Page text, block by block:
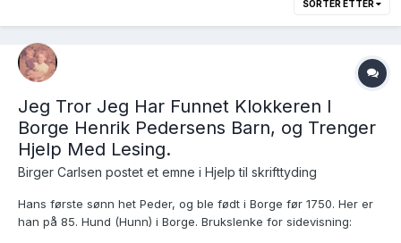
SORTER ETTER
Jeg Tror Jeg Har Funnet Klokkeren I
Borge Henrik Pedersens Barn, og Trenger
Hjelp Med Lesing.
Birger Carlsen postet et emne i Hjelp til skrifttyding
Hans første sønn het Peder, og ble født i Borge før 1750. Her er
han på 85. Hund (Hunn) i Borge. Brukslenke for sidevisning: